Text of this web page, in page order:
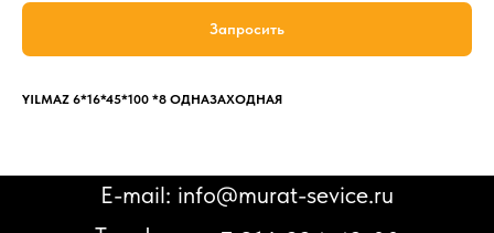
Запросить
YILMAZ 6*16*45*100 *8 ОДНАЗАХОДНАЯ
E-mail: info@murat-sevice.ru